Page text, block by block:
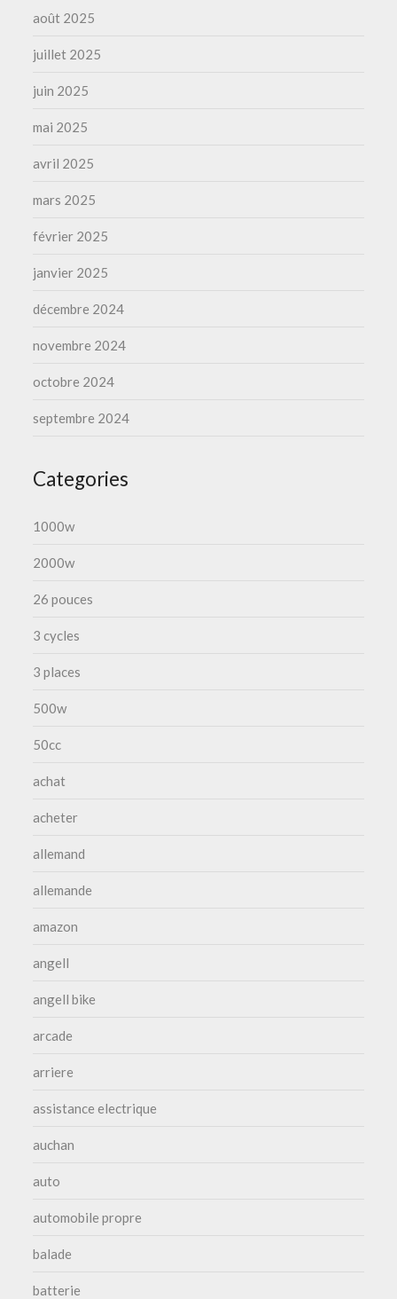
août 2025
juillet 2025
juin 2025
mai 2025
avril 2025
mars 2025
février 2025
janvier 2025
décembre 2024
novembre 2024
octobre 2024
septembre 2024
Categories
1000w
2000w
26 pouces
3 cycles
3 places
500w
50cc
achat
acheter
allemand
allemande
amazon
angell
angell bike
arcade
arriere
assistance electrique
auchan
auto
automobile propre
balade
batterie